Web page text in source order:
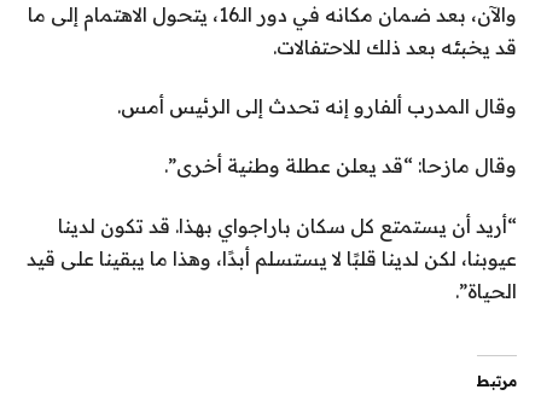
والآن، بعد ضمان مكانه في دور الـ16، يتحول الاهتمام إلى ما
قد يخبئه بعد ذلك للاحتفالات.
وقال المدرب ألفارو إنه تحدث إلى الرئيس أمس.
وقال مازحا: “قد يعلن عطلة وطنية أخرى”.
“أريد أن يستمتع كل سكان باراجواي بهذا. قد تكون لدينا
عيوبنا، لكن لدينا قلبًا لا يستسلم أبدًا، وهذا ما يبقينا على قيد
الحياة”.
مرتبط